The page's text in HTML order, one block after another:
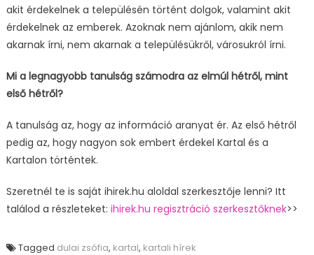
akit érdekelnek a településén történt dolgok, valamint akit
érdekelnek az emberek. Azoknak nem ajánlom, akik nem
akarnak írni, nem akarnak a településükről, városukról írni.
Mi a legnagyobb tanulság számodra az elmúl hétről, mint
első hétről?
A tanulság az, hogy az információ aranyat ér. Az első hétről
pedig az, hogy nagyon sok embert érdekel Kartal és a
Kartalon történtek.
Szeretnél te is saját ihirek.hu aloldal szerkesztője lenni? Itt
találod a részleteket: ihirek.hu regisztráció szerkesztőknek>>
Tagged dulai zsófia, kartal, kartali hírek